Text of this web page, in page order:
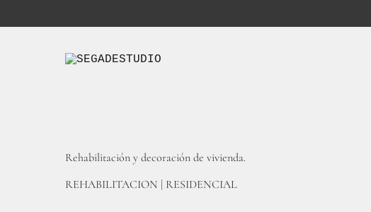
contenido
Rehabilitación y decoración de vivienda.
REHABILITACION | RESIDENCIAL